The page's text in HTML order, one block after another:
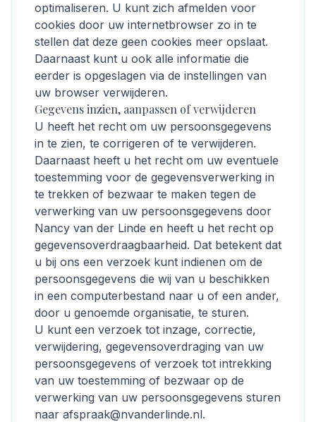
optimaliseren. U kunt zich afmelden voor
cookies door uw internetbrowser zo in te
stellen dat deze geen cookies meer opslaat.
Daarnaast kunt u ook alle informatie die
eerder is opgeslagen via de instellingen van
uw browser verwijderen.
Gegevens inzien, aanpassen of verwijderen
U heeft het recht om uw persoonsgegevens
in te zien, te corrigeren of te verwijderen.
Daarnaast heeft u het recht om uw eventuele
toestemming voor de gegevensverwerking in
te trekken of bezwaar te maken tegen de
verwerking van uw persoonsgegevens door
Nancy van der Linde en heeft u het recht op
gegevensoverdraagbaarheid. Dat betekent dat
u bij ons een verzoek kunt indienen om de
persoonsgegevens die wij van u beschikken
in een computerbestand naar u of een ander,
door u genoemde organisatie, te sturen.
U kunt een verzoek tot inzage, correctie,
verwijdering, gegevensoverdraging van uw
persoonsgegevens of verzoek tot intrekking
van uw toestemming of bezwaar op de
verwerking van uw persoonsgegevens sturen
naar afspraak@nvanderlinde.nl.